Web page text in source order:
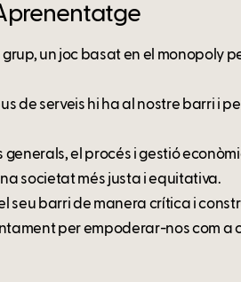
grup, un joc basat en el monopoly
de serveis hi ha al nostre barri i
el procés i gestió
societat més justa i equitativa.
seu barri de manera crítica i
per empoderar-nos com a